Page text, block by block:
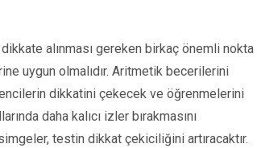
alınması gereken birkaç önemli nokta
uygun olmalıdır. Aritmetik becerilerini
dikkatini çekecek ve öğrenmelerini
daha kalıcı izler bırakmasını
testin dikkat çekiciliğini artıracaktır.